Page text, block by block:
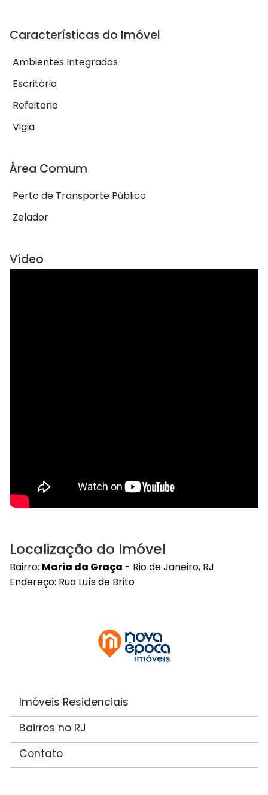
Características do Imóvel
Ambientes Integrados
Escritório
Refeitorio
Vigia
Área Comum
Perto de Transporte Público
Zelador
Vídeo
Localização do Imóvel
Bairro: Maria da Graça - Rio de Janeiro, RJ
Endereço: Rua Luís de Brito
Imóveis Residenciais
Bairros no RJ
Contato